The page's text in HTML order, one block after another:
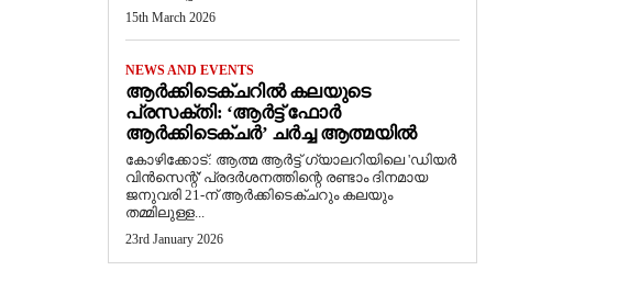
15th March 2026
NEWS AND EVENTS
ആർക്കിടെക്ചറിൽ കലയുടെ
പ്രസക്തി: ‘ആർട്ട് ഫോർ
ആർക്കിടെക്ചർ’ ചർച്ച ആത്മയിൽ
​കോഴിക്കോട്: ആത്മ ആർട്ട് ഗ്യാലറിയിലെ 'ഡിയർ
വിൻസെന്റ്' പ്രദർശനത്തിന്റെ രണ്ടാം ദിനമായ
ജനുവരി 21-ന് ആർക്കിടെക്ചറും കലയും
തമ്മിലുള്ള...
23rd January 2026